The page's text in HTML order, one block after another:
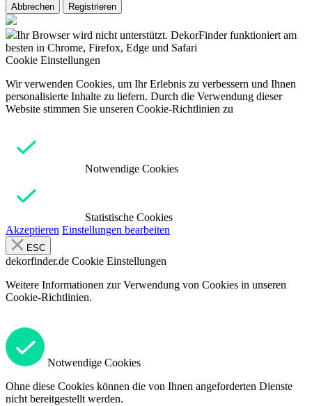
Abbrechen Registrieren
Ihr Browser wird nicht unterstützt. DekorFinder funktioniert am
besten in Chrome, Firefox, Edge und Safari
Cookie Einstellungen
Wir verwenden Cookies, um Ihr Erlebnis zu verbessern und Ihnen
personalisierte Inhalte zu liefern. Durch die Verwendung dieser
Website stimmen Sie unseren Cookie-Richtlinien zu
Notwendige Cookies
Statistische Cookies
Akzeptieren Einstellungen bearbeiten
ESC
dekorfinder.de Cookie Einstellungen
Weitere Informationen zur Verwendung von Cookies in unseren
Cookie-Richtlinien.
Notwendige Cookies
Ohne diese Cookies können die von Ihnen angeforderten Dienste
nicht bereitgestellt werden.